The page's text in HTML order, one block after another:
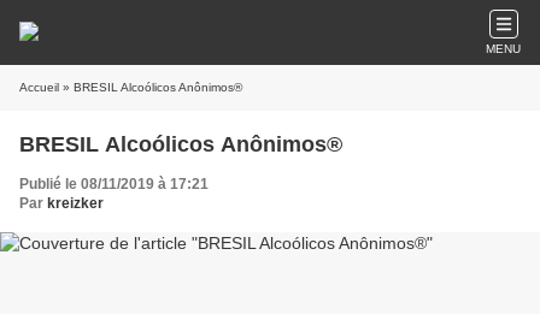
MENU
Accueil » BRESIL Alcoólicos Anônimos®
BRESIL Alcoólicos Anônimos®
Publié le 08/11/2019 à 17:21
Par kreizker